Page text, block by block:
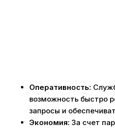
Оперативность:
возможность быстро
запросы и
Экономия: За счет